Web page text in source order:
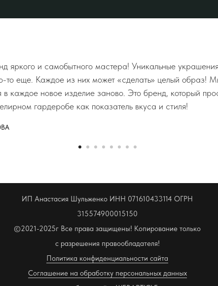
яркого и самобытного мастера! Уникальные
то еще. Каждое из них может «сделать» целый образ!
в каждое новое изделие заново. Это бренд, который
гардеробе как показатель вкуса и стиля!
ИП Анастасия Шульженко ИНН 071610433114 ОГРН
315574900015150
©2021-2025г Все права защищены! Копирование только
с разрешения правообладателя!
Политика конфиденциальности сайта
Соглашение на обработку персональных данных